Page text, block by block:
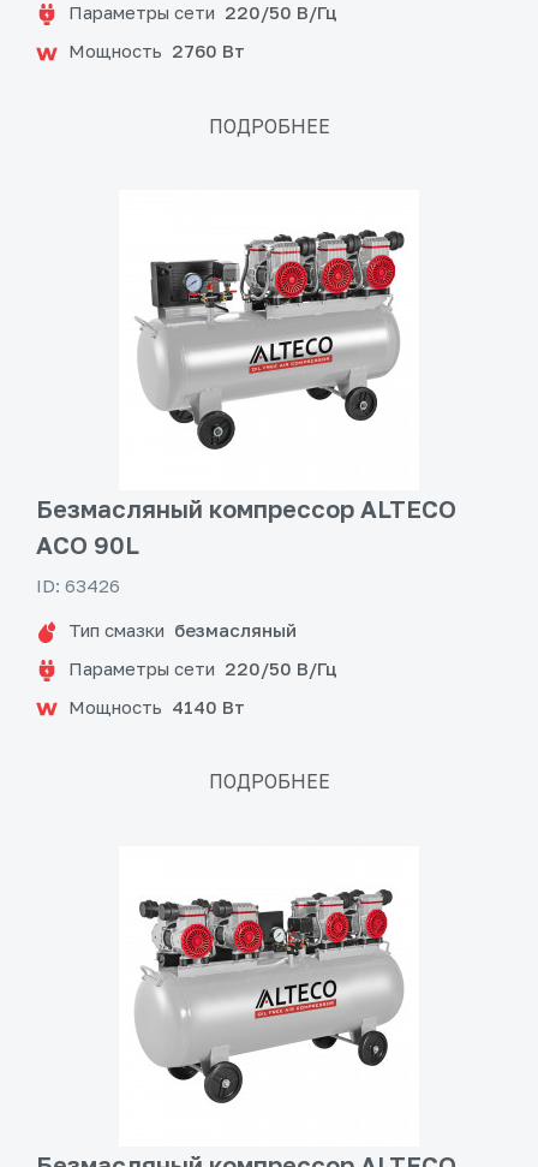
Параметры сети 220/50 В/Гц
Мощность 2760 Вт
ПОДРОБНЕЕ
Безмасляный компрессор ALTECO
ACO 90L
ID: 63426
Тип смазки безмасляный
Параметры сети 220/50 В/Гц
Мощность 4140 Вт
ПОДРОБНЕЕ